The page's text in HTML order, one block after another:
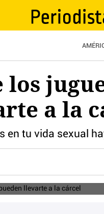
a la
en tu vida sexual